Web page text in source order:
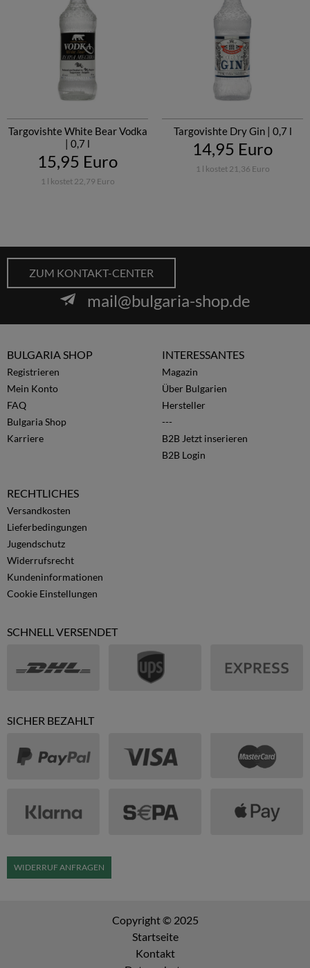
Targovishte White Bear Vodka
| 0,7 l
15,95 Euro
1 l kostet 22,79 Euro
Targovishte Dry Gin | 0,7 l
14,95 Euro
1 l kostet 21,36 Euro
ZUM KONTAKT-CENTER
mail@bulgaria-shop.de
BULGARIA SHOP
Registrieren
Mein Konto
FAQ
Bulgaria Shop
Karriere
INTERESSANTES
Magazin
Über Bulgarien
Hersteller
---
B2B Jetzt inserieren
B2B Login
RECHTLICHES
Versandkosten
Lieferbedingungen
Jugendschutz
Widerrufsrecht
Kundeninformationen
Cookie Einstellungen
SCHNELL VERSENDET
SICHER BEZAHLT
WIDERRUF ANFRAGEN
Copyright © 2025
Startseite
Kontakt